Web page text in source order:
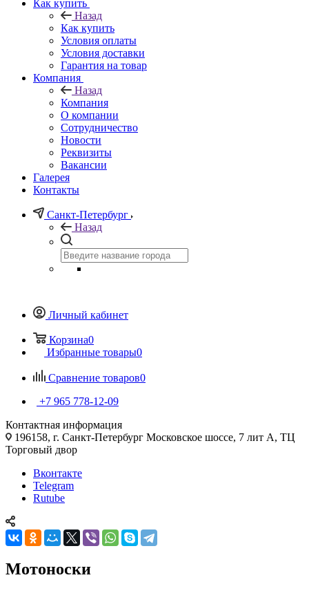
Как купить
Назад
Как купить
Условия оплаты
Условия доставки
Гарантия на товар
Компания
Назад
Компания
О компании
Сотрудничество
Новости
Реквизиты
Вакансии
Галерея
Контакты
Санкт-Петербург
Назад
Личный кабинет
Корзина0
Избранные товары0
Сравнение товаров0
+7 965 778-12-09
Контактная информация
196158, г. Санкт-Петербург Московское шоссе, 7 лит А, ТЦ
Торговый двор
Вконтакте
Telegram
Rutube
Мотоноски